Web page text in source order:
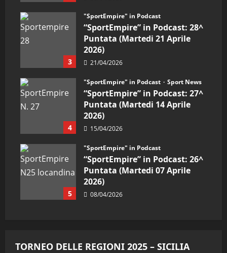
3
"SportEmpire" in Podcast
“SportEmpire” in Podcast: 28^
Puntata (Martedi 21 Aprile
2026)
21/04/2026
4
"SportEmpire" in Podcast Sport News
“SportEmpire” in Podcast: 27^
Puntata (Martedi 14 Aprile
2026)
15/04/2026
5
"SportEmpire" in Podcast
“SportEmpire” in Podcast: 26^
Puntata (Martedi 07 Aprile
2026)
08/04/2026
TORNEO DELLE REGIONI 2025 – SICILIA